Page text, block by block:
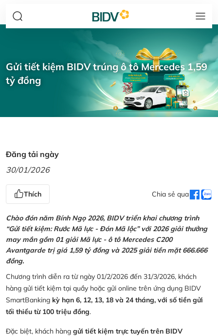
Gửi tiết kiệm BIDV trúng ô tô Mercedes 1,59
tỷ đồng
Đăng tải ngày
30/01/2026
Thích Chia sẻ qua
Chào đón năm Bính Ngọ 2026, BIDV triển khai chương trình
“Gửi tiết kiệm: Rước Mã lực - Đón Mã lộc” với 2026 giải thưởng
may mắn gồm 01 giải Mã lực - ô tô Mercedes C200
Avantgarde trị giá 1,59 tỷ đồng và 2025 giải tiền mặt 666.666
đồng.
Chương trình diễn ra từ ngày 01/2/2026 đến 31/3/2026, khách
hàng gửi tiết kiệm tại quầy hoặc gửi online trên ứng dụng BIDV
SmartBanking kỳ hạn 6, 12, 13, 18 và 24 tháng, với số tiền gửi
tối thiểu từ 100 triệu đồng.
Đặc biệt, khách hàng gửi tiết kiệm trực tuyến trên BIDV